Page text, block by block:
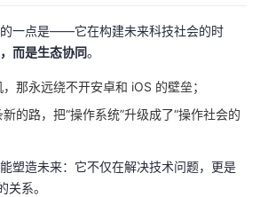
一点是——它在构建未来科技社会的时
而是生态协同。
那永远绕不开安卓和 iOS 的壁垒；
的路，把“操作系统”升级成了“操作社会的
塑造未来：它不仅在解决技术问题，更是
关系。